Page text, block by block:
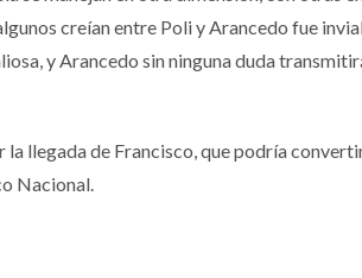
creían entre Poli y Arancedo fue
y Arancedo sin ninguna duda
llegada de Francisco, que podría
Nacional.